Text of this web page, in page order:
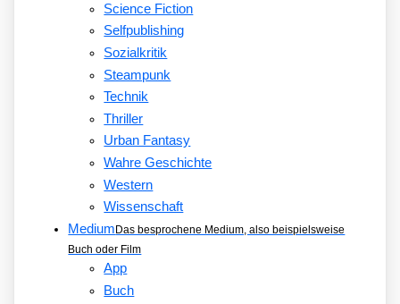
Science Fiction
Selfpublishing
Sozialkritik
Steampunk
Technik
Thriller
Urban Fantasy
Wahre Geschichte
Western
Wissenschaft
Medium Das besprochene Medium, also beispielsweise
Buch oder Film
App
Buch